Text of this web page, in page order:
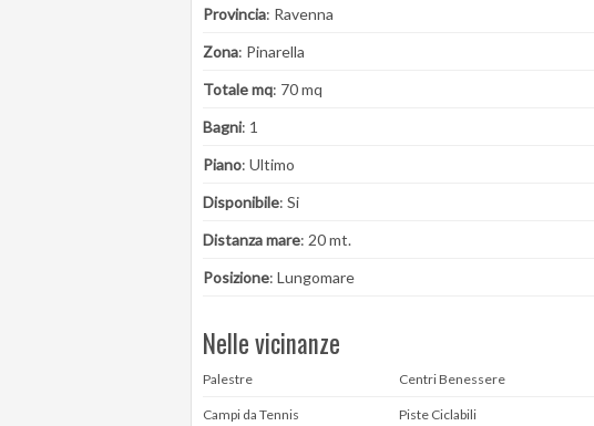
Provincia: Ravenna
Zona: Pinarella
Totale mq: 70 mq
Bagni: 1
Piano: Ultimo
Disponibile: Si
Distanza mare: 20 mt.
Posizione: Lungomare
Nelle vicinanze
Palestre Centri Benessere
Campi da Tennis Piste Ciclabili